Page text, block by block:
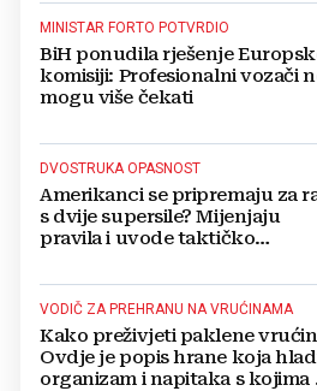
MINISTAR FORTO POTVRDIO
BiH ponudila rješenje
komisiji: Profesionalni vozači
mogu više čekati
DVOSTRUKA OPASNOST
Amerikanci se pripremaju za
s dvije supersile? Mijenjaju
pravila i uvode taktičko
VODIČ ZA PREHRANU NA VRUĆINAMA
Kako preživjeti paklene
Ovdje je popis hrane koja
organizam i napitaka s kojima